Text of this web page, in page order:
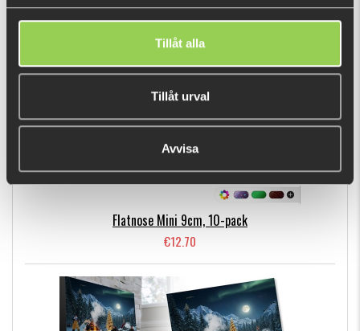
Tillåt alla
Tillåt urval
Avvisa
BESTSELLERS
Flatnose Mini 9cm, 10-pack
€12.70